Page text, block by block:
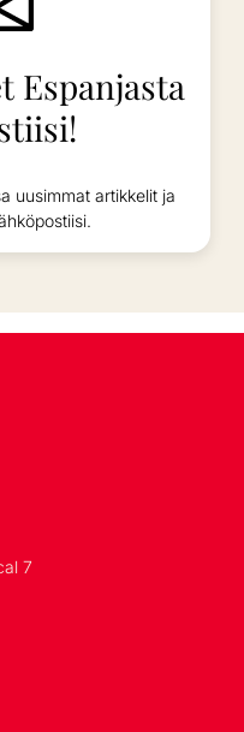
Espanjasta
uusimmat artikkelit ja
7